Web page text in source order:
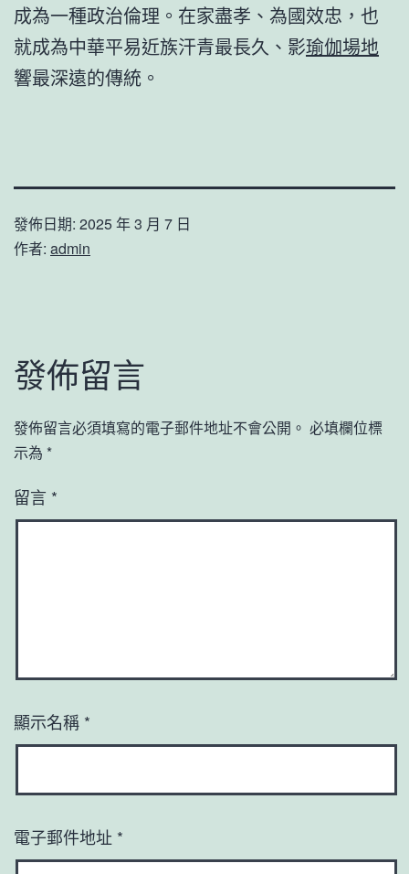
成為一種政治倫理。在家盡孝、為國效忠，也
就成為中華平易近族汗青最長久、影瑜伽場地
響最深遠的傳統。
發佈日期: 2025 年 3 月 7 日
作者: admin
發佈留言
發佈留言必須填寫的電子郵件地址不會公開。 必填欄位標
示為 *
留言 *
顯示名稱 *
電子郵件地址 *